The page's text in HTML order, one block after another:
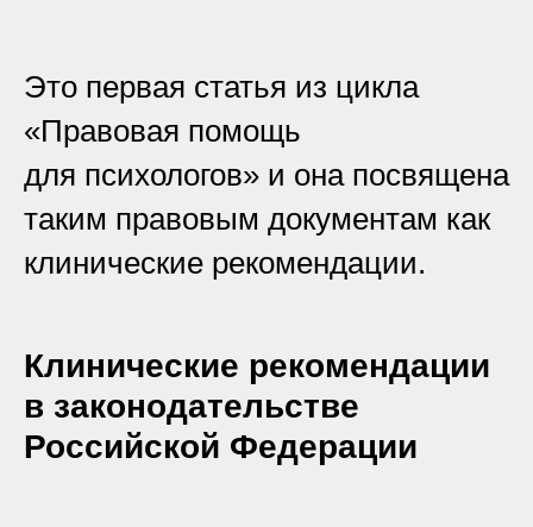
Это первая статья из цикла
«Правовая помощь
для психологов» и она посвящена
таким правовым документам как
клинические рекомендации.
Клинические рекомендации
в законодательстве
Российской Федерации